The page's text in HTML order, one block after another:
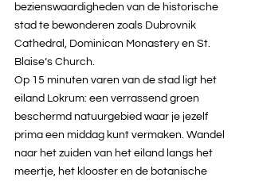
bezienswaardigheden van de historische
stad te bewonderen zoals Dubrovnik
Cathedral, Dominican Monastery en St.
Blaise’s Church.
Op 15 minuten varen van de stad ligt het
eiland Lokrum: een verrassend groen
beschermd natuurgebied waar je jezelf
prima een middag kunt vermaken. Wandel
naar het zuiden van het eiland langs het
meertje, het klooster en de botanische